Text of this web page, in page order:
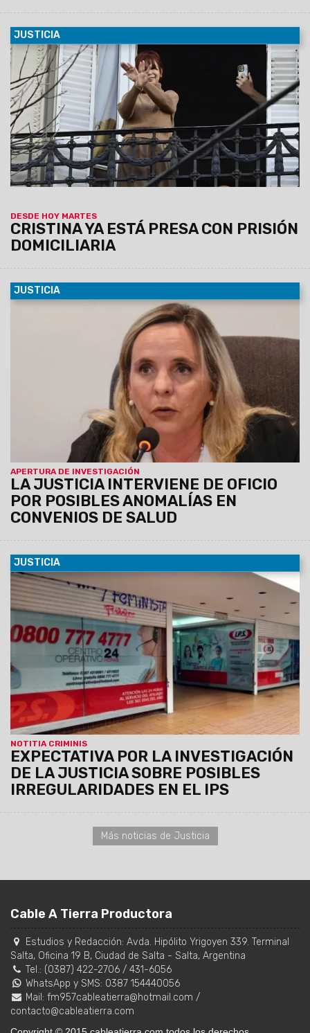
JUSTICIA
DESDE HOY MARTES
CRISTINA YA ESTÁ PRESA CON PRISIÓN
DOMICILIARIA
17/06/2025 El Tribunal Oral Federal N°2 le otorgó el
beneficio solicitado por la ex presidenta y, además, fue
notificada de manera virtual, por lo que no deberá
presentarse mañana en Comodoro Py.
La Justicia dispuso
la prisión domiciliaria para Cristina Kirchner: usará
tobillera electrónica y tendrá limitadas las visitas.
JUSTICIA
APERTURA DE INVESTIGACIÓN
LA JUSTICIA INTERVIENE DE OFICIO
POR POSIBLES ANOMALÍAS EN
CONVENIOS DE SALUD
La Unidad de Delitos Económicos Complejos
(UDEC), a cargo de la fiscal penal subrogante Ana Inés
Salinas Odorisio, inició unainvestigación de oficio en
virtud de manifestaciones públicas realizadas por
el ministro de Salud de la Provincia, Federico
Mangione, quien advirtió en medios periodísticos
sobre presuntas irregularidades en los tratamientos y
en la cantidad de pacientes reportados por la
Fundación de Hemofilia.
JUSTICIA
NOTITIA CRIMINIS
EXPECTATIVA POR LA INVESTIGACIÓN
DE LA JUSTICIA SOBRE POSIBLES
IRREGULARIDADES EN EL IPS
01/06/2025 La Fiscalía de Delitos Económicos Complejos
inició actuación de oficio por posibles irregularidades en la
Obra Social Provincial.El Ministerio Público Fiscal
reafirmó su compromiso con el control de legalidad y
la protección del patrimonio público.
Más noticias de Justicia
Cable A Tierra Productora
Estudios y Redacción: Avda. Hipólito Yrigoyen 339. Terminal
Salta, Oficina 19 B, Ciudad de Salta - Salta, Argentina
Tel.: (0387) 422-2706 / 431-6056
WhatsApp y SMS: 0387 154440056
Mail: fm957cableatierra@hotmail.com /
contacto@cableatierra.com